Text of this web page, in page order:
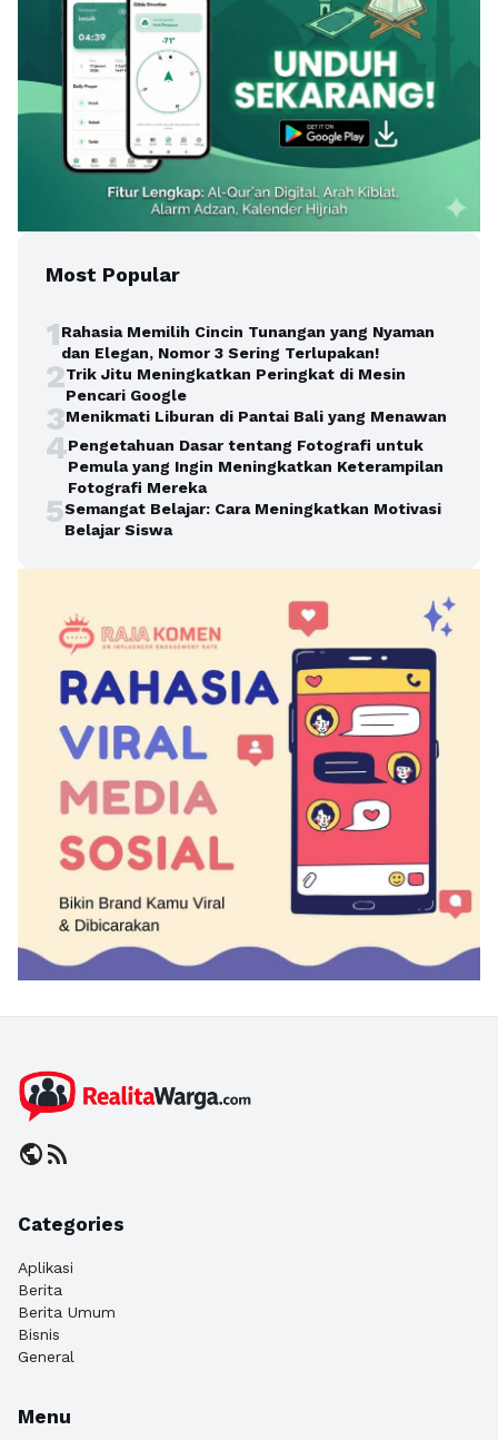
Most Popular
1Rahasia Memilih Cincin Tunangan yang Nyaman
dan Elegan, Nomor 3 Sering Terlupakan!
2Trik Jitu Meningkatkan Peringkat di Mesin
Pencari Google
3Menikmati Liburan di Pantai Bali yang Menawan
4Pengetahuan Dasar tentang Fotografi untuk
Pemula yang Ingin Meningkatkan Keterampilan
Fotografi Mereka
5Semangat Belajar: Cara Meningkatkan Motivasi
Belajar Siswa
publicrss_feed
Categories
Aplikasi
Berita
Berita Umum
Bisnis
General
Menu